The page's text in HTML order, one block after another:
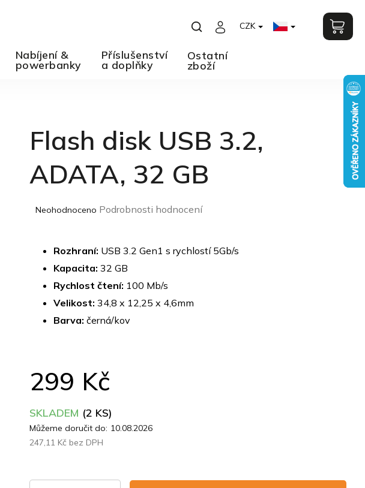
CZK
Nabíjení &
powerbanky
Příslušenství
a doplňky
Ostatní
zboží
Flash disk USB 3.2,
ADATA, 32 GB
Průměrné
hvězdiček.
Neohodnoceno Podrobnosti hodnocení
299 Kč
SKLADEM (2 KS)
Můžeme doručit do: 10.08.2026
247,11 Kč bez DPH
Rozhraní: USB 3.2 Gen1 s rychlostí 5Gb/s
Kapacita: 32 GB
Rychlost čtení: 100 Mb/s
Velikost: 34,8 x 12,25 x 4,6mm
Barva: černá/kov